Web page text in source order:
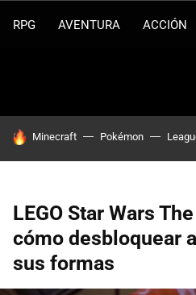
RPG AVENTURA ACCIÓN
HOY SE HABLA DE
Minecraft Pokémon
LEGO Star Wars
cómo desbloquear
sus formas